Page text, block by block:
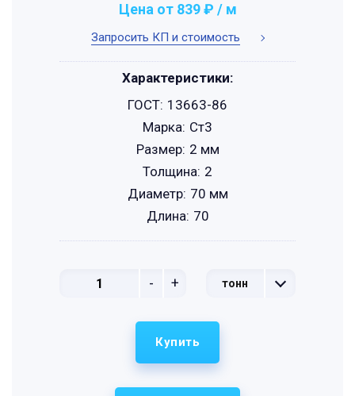
Запросить КП и стоимость
Цена от 839 ₽ / м
- + тонн
Характеристики:
ГОСТ: 13663-86
Марка: Ст3
Размер: 2 мм
Толщина: 2
Диаметр: 70 мм
Длина: 70
Купить